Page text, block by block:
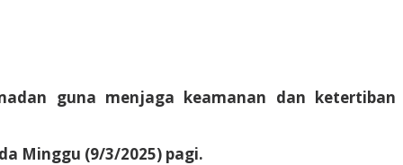
guna menjaga keamanan dan ketertiban
Minggu (9/3/2025) pagi.